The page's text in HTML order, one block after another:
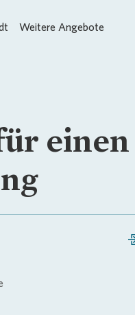
Weitere Angebote
einen